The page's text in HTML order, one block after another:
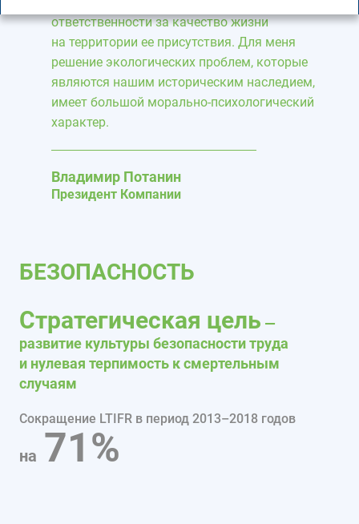
ответственности за качество жизни
на территории ее присутствия. Для меня
решение экологических проблем, которые
являются нашим историческим наследием,
имеет большой морально-психологический
характер.
Владимир Потанин
Президент Компании
БЕЗОПАСНОСТЬ
Cтратегическая цель —
развитие культуры безопасности труда
и нулевая терпимость к смертельным
случаям
Сокращение LTIFR в период 2013–2018 годов
на 71%